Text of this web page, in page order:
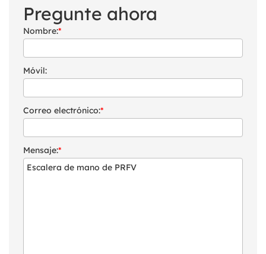
Pregunte ahora
Nombre:*
Móvil:
Correo electrónico:*
Mensaje:*